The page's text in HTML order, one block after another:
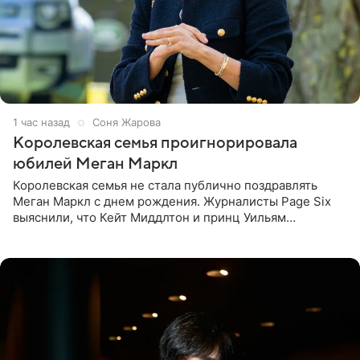
1 час назад Соня Жарова
Королевская семья проигнорировала
юбилей Меган Маркл
Королевская семья не стала публично поздравлять
Меган Маркл с днем рождения. Журналисты Page Six
выяснили, что Кейт Миддлтон и принц Уильям